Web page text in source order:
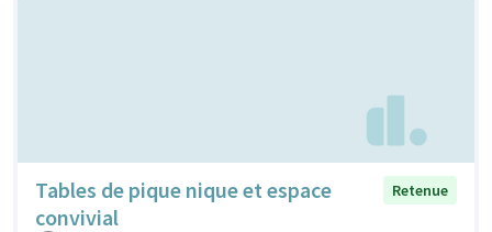
Tables de pique nique et espace
convivial
Retenue